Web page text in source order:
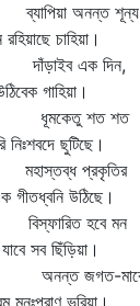
অনন্ত শূন্য
চাহিয়া।
এক দিন,
গাহিয়া।
ধূমকেতু শত শত
ছুটিছে।
প্রকৃতির
উঠিছে।
হবে মন
সব ছিঁড়িয়া।
জগত-
ভরিয়া।